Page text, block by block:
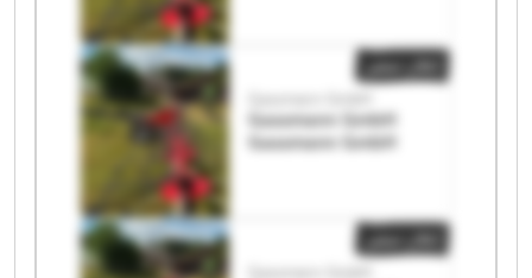
Gassmann GmbH
Gassmann GmbH
إعلان صغير
إعلان صغير